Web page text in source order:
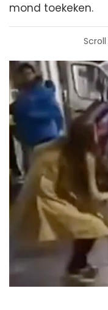
mond toekeken.